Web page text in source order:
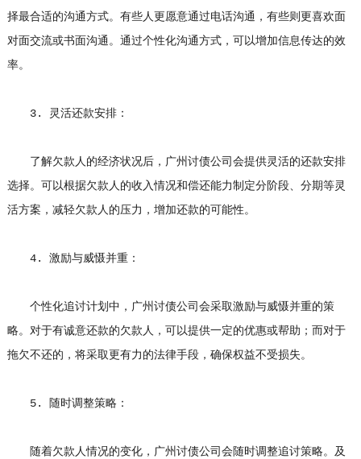
择最合适的沟通方式。有些人更愿意通过电话沟通，有些则更喜欢面
对面交流或书面沟通。通过个性化沟通方式，可以增加信息传达的效
率。
3. 灵活还款安排：
了解欠款人的经济状况后，广州讨债公司会提供灵活的还款安排
选择。可以根据欠款人的收入情况和偿还能力制定分阶段、分期等灵
活方案，减轻欠款人的压力，增加还款的可能性。
4. 激励与威慑并重：
个性化追讨计划中，广州讨债公司会采取激励与威慑并重的策
略。对于有诚意还款的欠款人，可以提供一定的优惠或帮助；而对于
拖欠不还的，将采取更有力的法律手段，确保权益不受损失。
5. 随时调整策略：
随着欠款人情况的变化，广州讨债公司会随时调整追讨策略。及